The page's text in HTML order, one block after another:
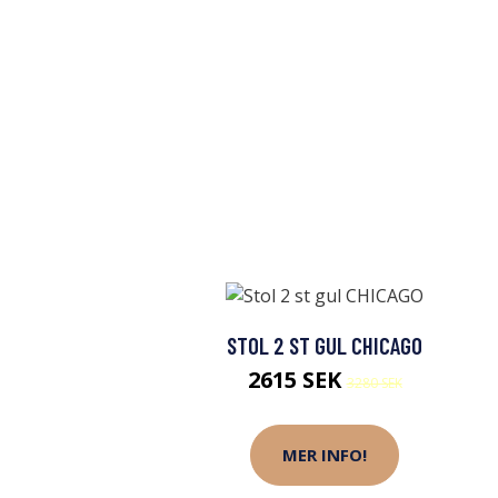
STOL 2 ST GUL CHICAGO
2615 SEK3280 SEK
MER INFO!